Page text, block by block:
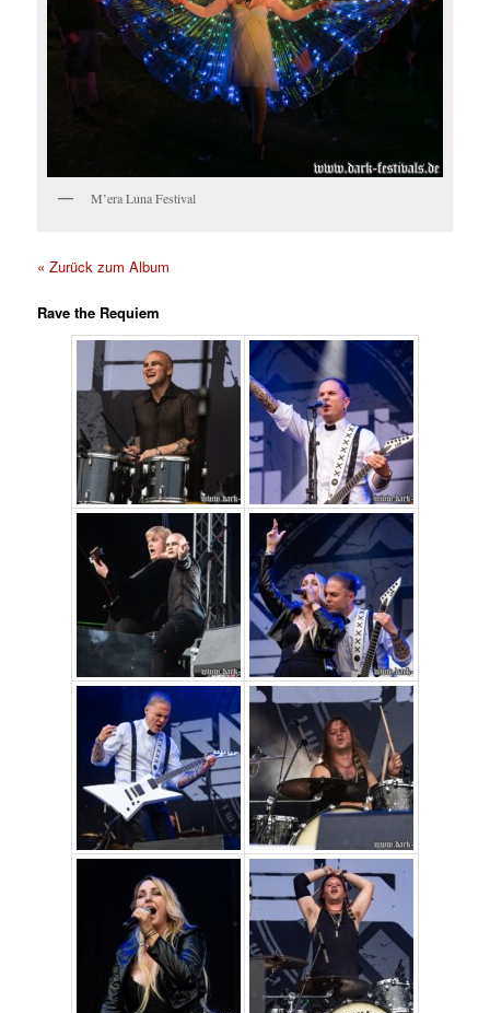
M’era Luna Festival
« Zurück zum Album
Rave the Requiem